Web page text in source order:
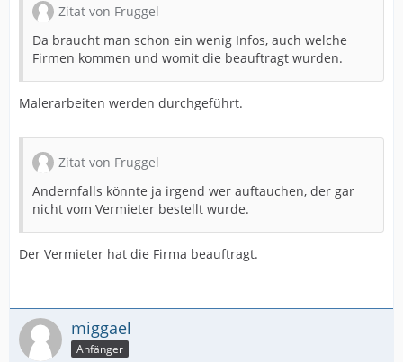
Zitat von Fruggel
Da braucht man schon ein wenig Infos, auch welche
Firmen kommen und womit die beauftragt wurden.
Malerarbeiten werden durchgeführt.
Zitat von Fruggel
Andernfalls könnte ja irgend wer auftauchen, der gar
nicht vom Vermieter bestellt wurde.
Der Vermieter hat die Firma beauftragt.
miggael
Anfänger